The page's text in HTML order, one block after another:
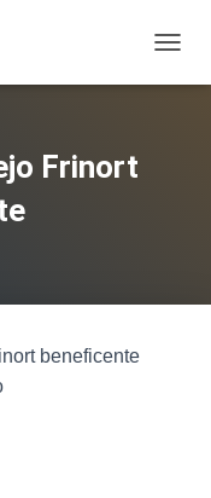
L
Frinort
beneficente